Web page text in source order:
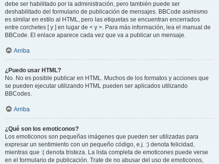
debe ser habilitado por la administración, pero también puede ser
deshabilitado del formulario de publicación de mensajes. BBCode asimismo
es similar en estilo al HTML, pero las etiquetas se encuentran encerrados
entre corchetes [ y ] en lugar de < y >. Para más información, lea el manual de
BBCode. El enlace aparece cada vez que va a publicar un mensaje.
Arriba
¿Puedo usar HTML?
No. No es posible publicar en HTML. Muchos de los formatos y acciones que
se pueden ejecutar utilizando HTML pueden ser aplicados utilizando
BBCodes.
Arriba
¿Qué son los emoticonos?
Los emoticonos son pequeñas imágenes que pueden ser utilizadas para
expresar un sentimiento con un pequeño código, e.j. :) denota felicidad,
mientras que :( denota tristeza. La lista completa de emoticones puede verse
en el formulario de publicación. Trate de no abusar del uso de emoticonos,